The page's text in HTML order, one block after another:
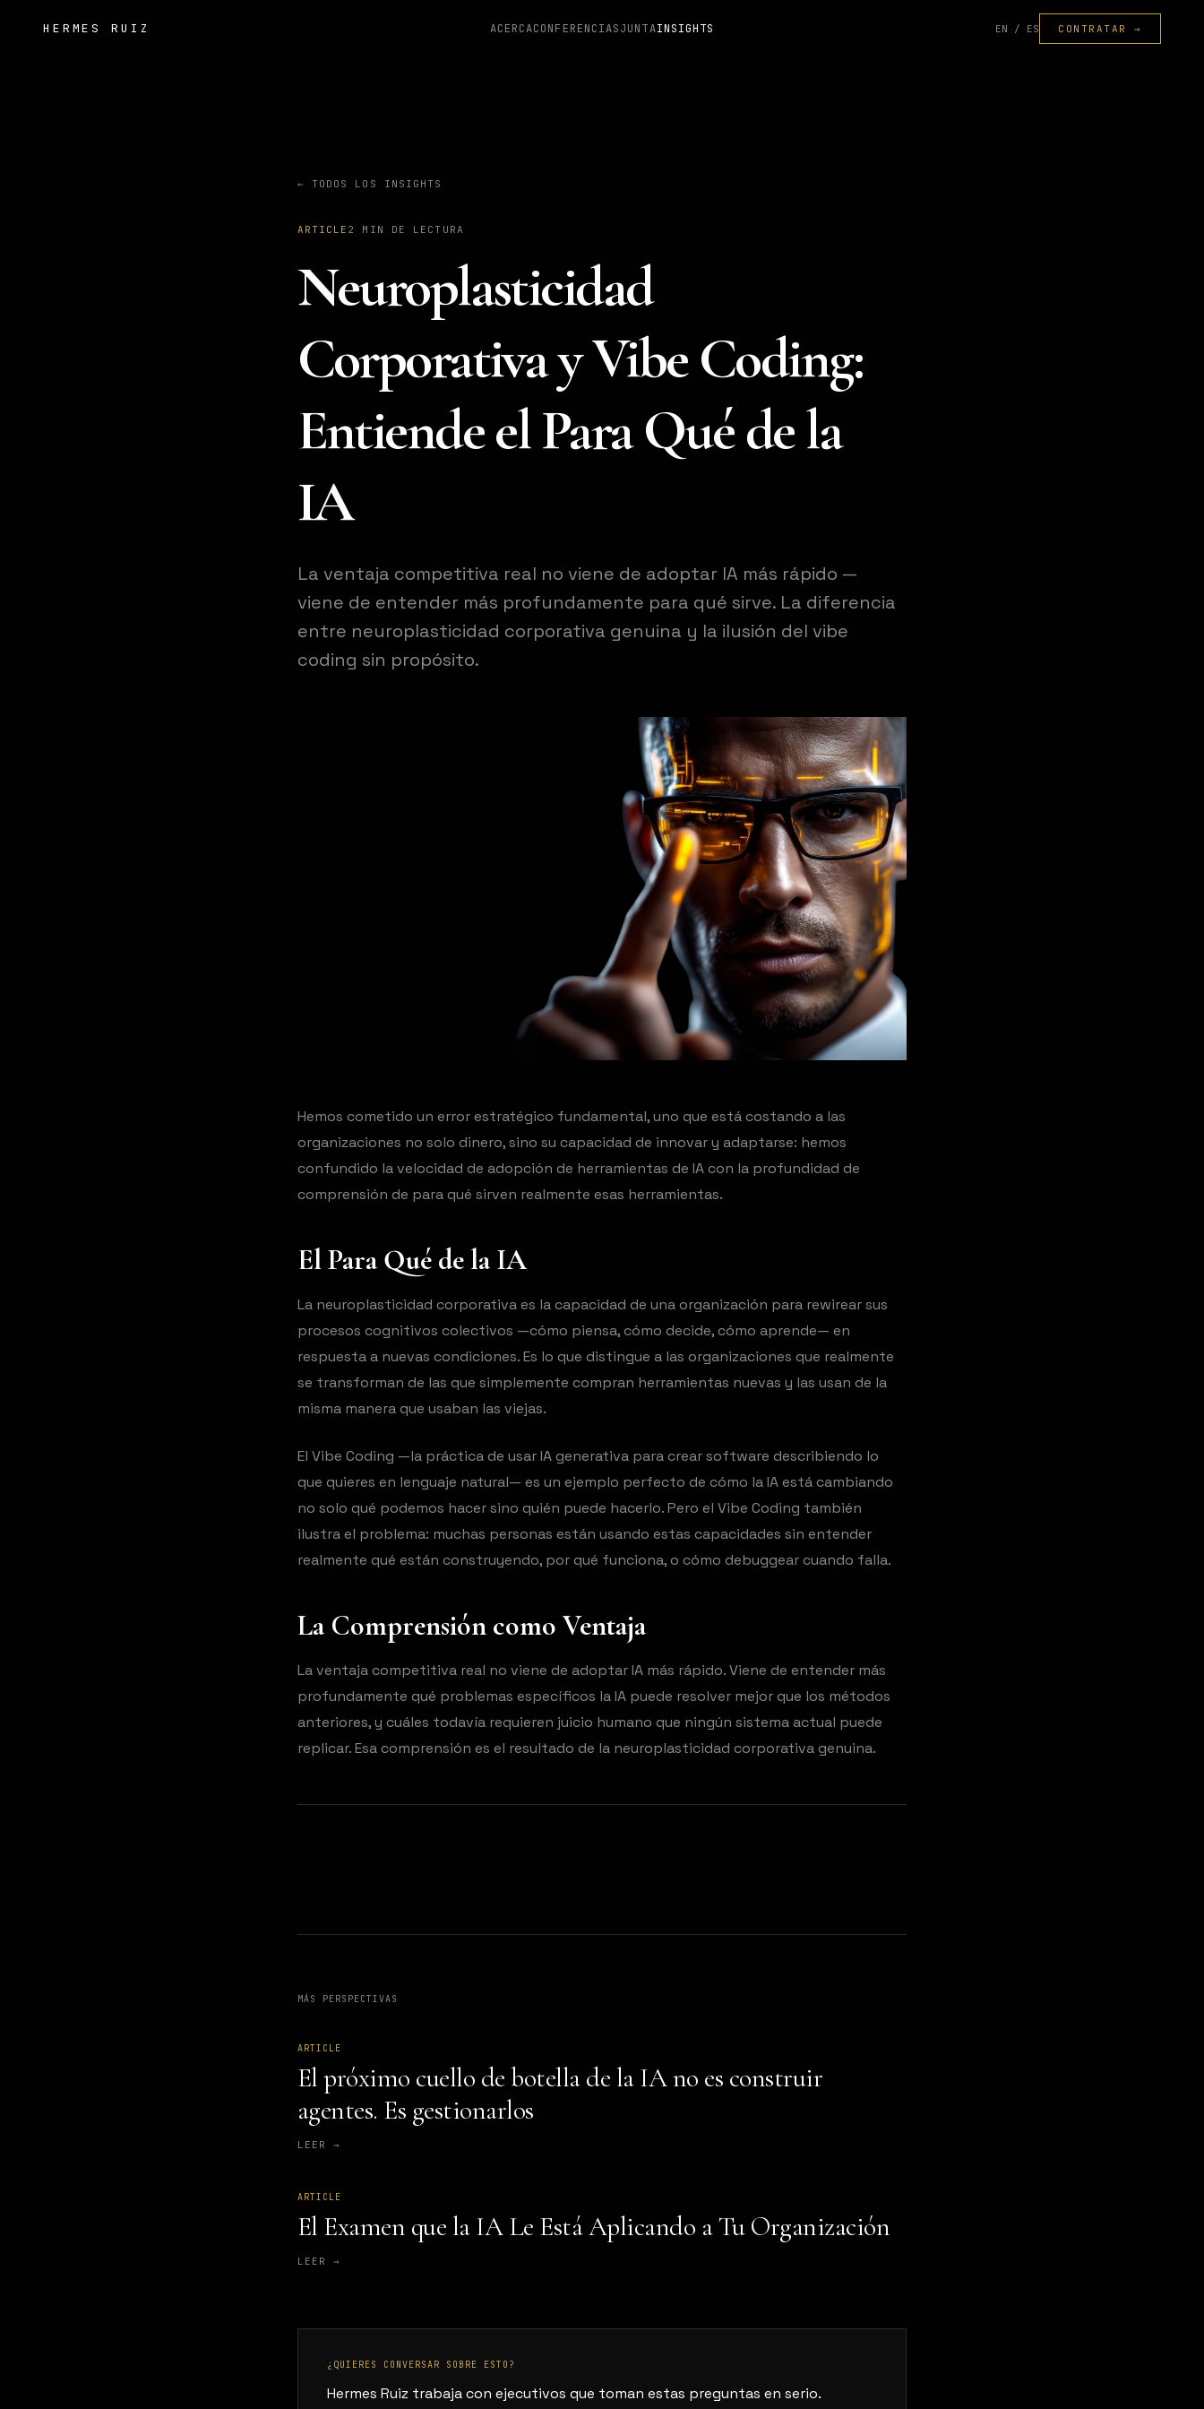
HERMES RUIZ ACERCACONFERENCIASJUNTAINSIGHTS EN / ES CONTRATAR →
← TODOS LOS INSIGHTS
ARTICLE 2 MIN DE LECTURA
Neuroplasticidad
Corporativa y Vibe Coding:
Entiende el Para Qué de la
IA
La ventaja competitiva real no viene de adoptar IA más rápido —
viene de entender más profundamente para qué sirve. La diferencia
entre neuroplasticidad corporativa genuina y la ilusión del vibe
coding sin propósito.
Hemos cometido un error estratégico fundamental, uno que está costando a las
organizaciones no solo dinero, sino su capacidad de innovar y adaptarse: hemos
confundido la velocidad de adopción de herramientas de IA con la profundidad de
comprensión de para qué sirven realmente esas herramientas.
El Para Qué de la IA
La neuroplasticidad corporativa es la capacidad de una organización para rewirear sus
procesos cognitivos colectivos —cómo piensa, cómo decide, cómo aprende— en
respuesta a nuevas condiciones. Es lo que distingue a las organizaciones que realmente
se transforman de las que simplemente compran herramientas nuevas y las usan de la
misma manera que usaban las viejas.
El Vibe Coding —la práctica de usar IA generativa para crear software describiendo lo
que quieres en lenguaje natural— es un ejemplo perfecto de cómo la IA está cambiando
no solo qué podemos hacer sino quién puede hacerlo. Pero el Vibe Coding también
ilustra el problema: muchas personas están usando estas capacidades sin entender
realmente qué están construyendo, por qué funciona, o cómo debuggear cuando falla.
La Comprensión como Ventaja
La ventaja competitiva real no viene de adoptar IA más rápido. Viene de entender más
profundamente qué problemas específicos la IA puede resolver mejor que los métodos
anteriores, y cuáles todavía requieren juicio humano que ningún sistema actual puede
replicar. Esa comprensión es el resultado de la neuroplasticidad corporativa genuina.
MÁS PERSPECTIVAS
ARTICLE
El próximo cuello de botella de la IA no es construir
agentes. Es gestionarlos
LEER →
ARTICLE
El Examen que la IA Le Está Aplicando a Tu Organización
LEER →
¿QUIERES CONVERSAR SOBRE ESTO?
Hermes Ruiz trabaja con ejecutivos que toman estas preguntas en serio.